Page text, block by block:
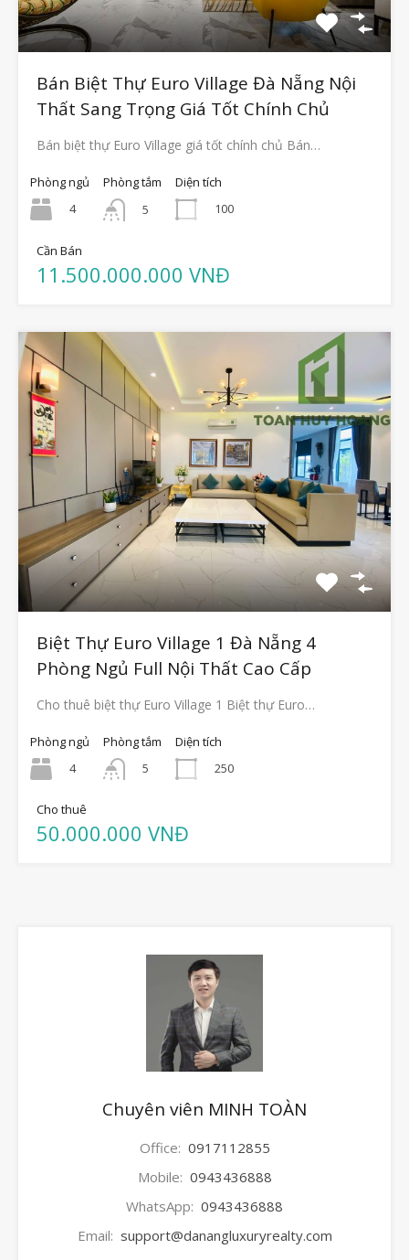
Bán Biệt Thự Euro Village Đà Nẵng Nội
Thất Sang Trọng Giá Tốt Chính Chủ
Bán biệt thự Euro Village giá tốt chính chủ Bán…
Phòng ngủ
4
Phòng tắm
5
Diện tích
100
Cần Bán
11.500.000.000 VNĐ
Biệt Thự Euro Village 1 Đà Nẵng 4
Phòng Ngủ Full Nội Thất Cao Cấp
Cho thuê biệt thự Euro Village 1 Biệt thự Euro…
Phòng ngủ
4
Phòng tắm
5
Diện tích
250
Cho thuê
50.000.000 VNĐ
Chuyên viên MINH TOÀN
Office: 0917112855
Mobile: 0943436888
WhatsApp: 0943436888
Email: support@danangluxuryrealty.com